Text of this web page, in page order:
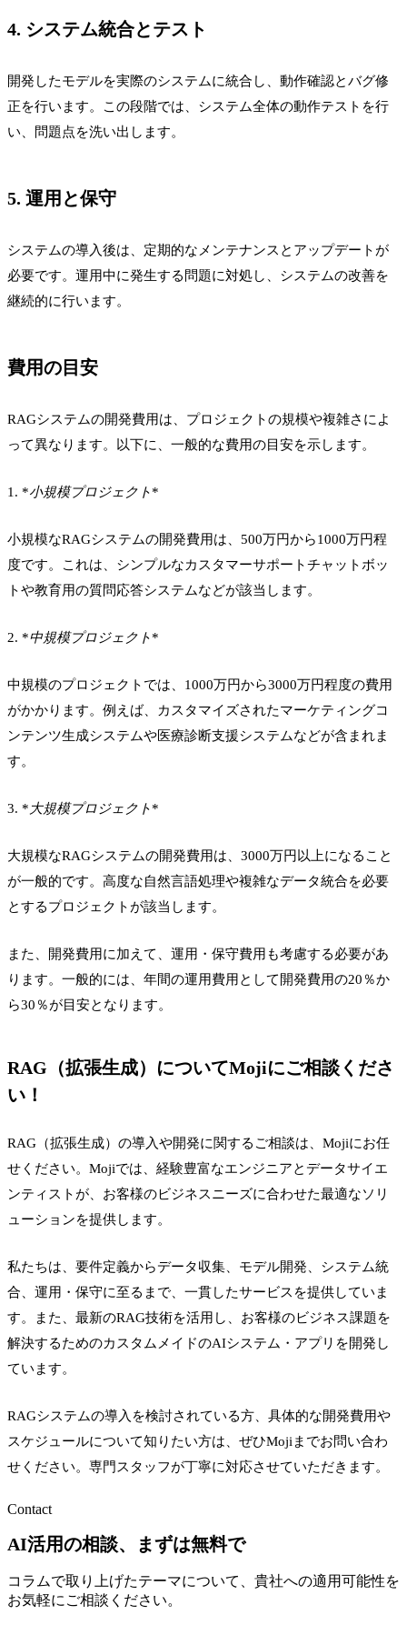
4. システム統合とテスト
開発したモデルを実際のシステムに統合し、動作確認とバグ修
正を行います。この段階では、システム全体の動作テストを行
い、問題点を洗い出します。
5. 運用と保守
システムの導入後は、定期的なメンテナンスとアップデートが
必要です。運用中に発生する問題に対処し、システムの改善を
継続的に行います。
費用の目安
RAGシステムの開発費用は、プロジェクトの規模や複雑さによ
って異なります。以下に、一般的な費用の目安を示します。
1. *小規模プロジェクト*
小規模なRAGシステムの開発費用は、500万円から1000万円程
度です。これは、シンプルなカスタマーサポートチャットボッ
トや教育用の質問応答システムなどが該当します。
2. *中規模プロジェクト*
中規模のプロジェクトでは、1000万円から3000万円程度の費用
がかかります。例えば、カスタマイズされたマーケティングコ
ンテンツ生成システムや医療診断支援システムなどが含まれま
す。
3. * 大規模プロジェクト*
大規模なRAGシステムの開発費用は、3000万円以上になること
が一般的です。高度な自然言語処理や複雑なデータ統合を必要
とするプロジェクトが該当します。
また、開発費用に加えて、運用・保守費用も考慮する必要があ
ります。一般的には、年間の運用費用として開発費用の20％か
ら30％が目安となります。
RAG（拡張生成）についてMojiにご相談くださ
い！
RAG（拡張生成）の導入や開発に関するご相談は、Mojiにお任
せください。Mojiでは、経験豊富なエンジニアとデータサイエ
ンティストが、お客様のビジネスニーズに合わせた最適なソリ
ューションを提供します。
私たちは、要件定義からデータ収集、モデル開発、システム統
合、運用・保守に至るまで、一貫したサービスを提供していま
す。また、最新のRAG技術を活用し、お客様のビジネス課題を
解決するためのカスタムメイドのAIシステム・アプリを開発し
ています。
RAGシステムの導入を検討されている方、具体的な開発費用や
スケジュールについて知りたい方は、ぜひMojiまでお問い合わ
せください。専門スタッフが丁寧に対応させていただきます。
Contact
AI活用の相談、まずは無料で
コラムで取り上げたテーマについて、貴社への適用可能性を
お気軽にご相談ください。